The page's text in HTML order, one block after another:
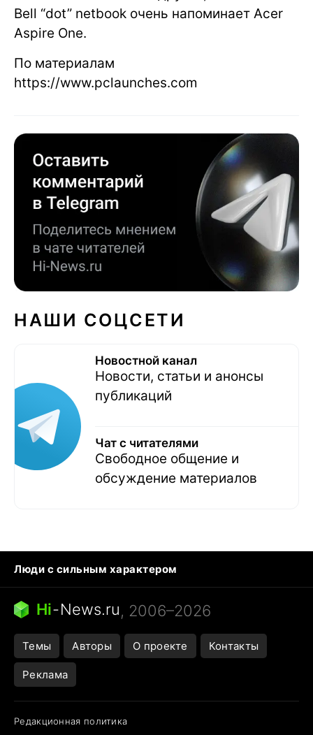
Bell “dot” netbook очень напоминает Acer
Aspire One.
По материалам
https://www.pclaunches.com
НАШИ СОЦСЕТИ
Новостной канал
Новости, статьи и анонсы
публикаций
Чат с читателями
Свободное общение и
обсуждение материалов
Люди с сильным характером
Кошка писает на кровать
Тунцы в океанариуме
Ядовитые пауки России
Города в ядерной войне
Открытие в Google Maps
Hi-News.ru, 2006–2026
Темы Авторы О проекте Контакты
Реклама
Редакционная политика